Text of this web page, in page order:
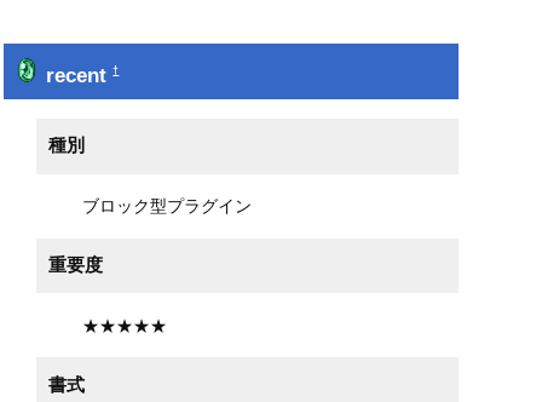
recent†
種別
ブロック型プラグイン
重要度
★★★★★
書式